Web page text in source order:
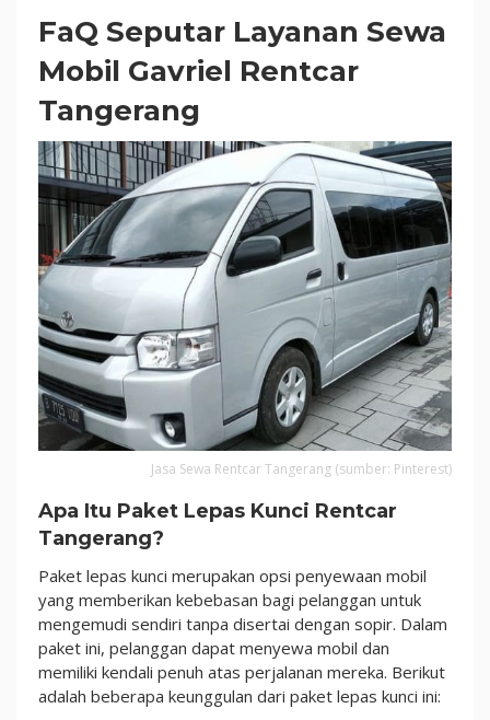
FaQ Seputar Layanan Sewa
Mobil Gavriel Rentcar
Tangerang
Jasa Sewa Rentcar Tangerang (sumber: Pinterest)
Apa Itu Paket Lepas Kunci Rentcar
Tangerang?
Paket lepas kunci merupakan opsi penyewaan mobil
yang memberikan kebebasan bagi pelanggan untuk
mengemudi sendiri tanpa disertai dengan sopir. Dalam
paket ini, pelanggan dapat menyewa mobil dan
memiliki kendali penuh atas perjalanan mereka. Berikut
adalah beberapa keunggulan dari paket lepas kunci ini: